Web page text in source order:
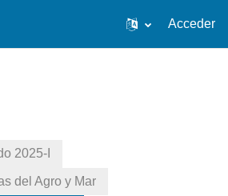
Acceder
2025-I
del Agro y Mar